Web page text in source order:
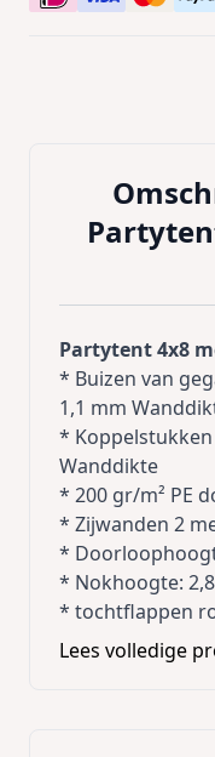
Partytent 4x8
* Buizen van
1,1 mm
*
Wanddikte
* 200 gr/m² PE
* Zijwanden 2
*
* Nokhoogte:
* tochtflappen
* haringen en
* duidelijke
Lees volledige